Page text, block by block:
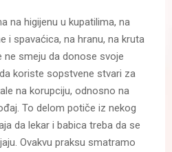
na higijenu u kupatilima, na
i spavaćica, na hranu, na kruta
ne smeju da donose svoje
koriste sopstvene stvari za
na korupciju, odnosno na
To delom potiče iz nekog
da lekar i babica treba da se
Ovakvu praksu smatramo